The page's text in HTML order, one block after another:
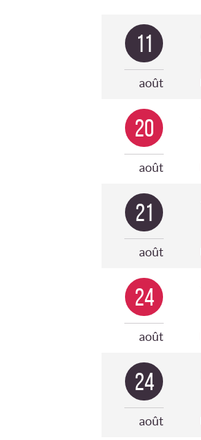
11
août
20
août
21
août
24
août
24
août